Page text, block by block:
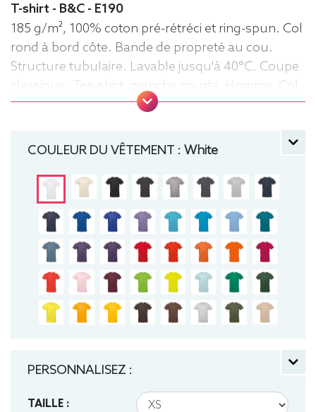
T-shirt - B&C - E190
185 g/m², 100% coton pré-rétréci et ring-spun. Col
rond à bord côte. Bande de propreté au cou.
Structure tubulaire. Lavable jusqu'à 40°C. Coupe
classique. Tee-shirt, manche courte, Homme, Col
rond, B&C
COULEUR DU VÊTEMENT : White
PERSONNALISEZ :
TAILLE :